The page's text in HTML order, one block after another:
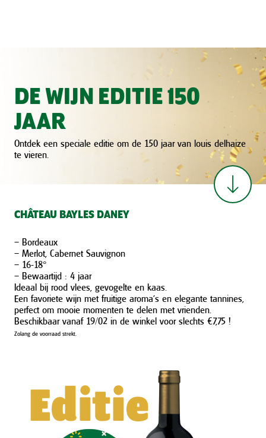
DE WIJN EDITIE 150
JAAR
Ontdek een speciale editie om de 150 jaar van louis delhaize
te vieren.
CHÂTEAU BAYLES DANEY
– Bordeaux
– Merlot, Cabernet Sauvignon
– 16-18°
– Bewaartijd : 4 jaar
Ideaal bij rood vlees, gevogelte en kaas.
Een favoriete wijn met fruitige aroma’s en elegante tannines,
perfect om mooie momenten te delen met vrienden.
Beschikbaar vanaf 19/02 in de winkel voor slechts €7,75 !
Zolang de voorraad strekt.